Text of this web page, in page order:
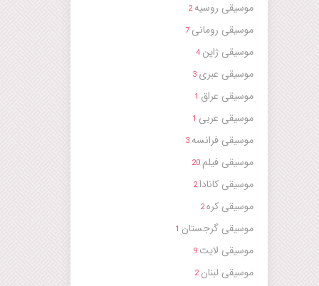
موسیقی روسیه2
موسیقی رومانی
موسیقی ژاپن
موسیقی عبری
موسیقی عراق
موسیقی عربی
موسیقی فرانسه
موسیقی فیلم
موسیقی کانادا2
موسیقی کره2
موسیقی گرجستان
موسیقی لایت
موسیقی لبنان2